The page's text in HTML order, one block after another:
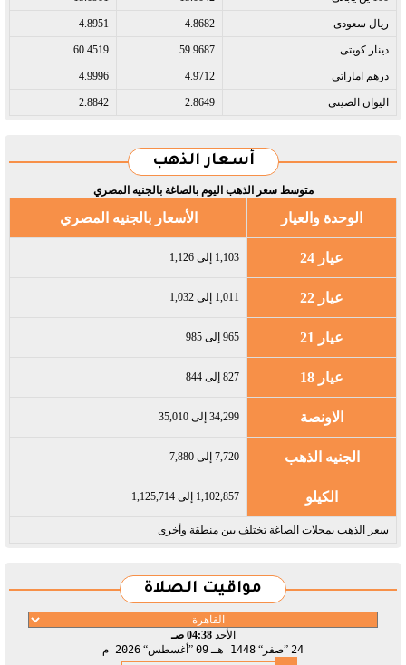
ريال سعودى​ 4.8682
4.8951
دينار كويتى​ 59.9687
60.4519
درهم اماراتى​ 4.9712
4.9996
اليوان الصينى​ 2.8649
2.8842
أسعار الذهب
متوسط سعر الذهب اليوم بالصاغة بالجنيه المصري
الوحدة والعيار الأسعار بالجنيه المصري
عيار 24 1,103 إلى 1,126
عيار 22 1,011 إلى 1,032
عيار 21 965 إلى 985
عيار 18 827 إلى 844
الاونصة 34,299 إلى 35,010
الجنيه الذهب 7,720 إلى 7,880
الكيلو 1,102,857 إلى 1,125,714
سعر الذهب بمحلات الصاغة تختلف بين منطقة وأخرى
مواقيت الصلاة
الأحد04:38 صـ
24 صفر 1448 هـ 09 أغسطس 2026 م